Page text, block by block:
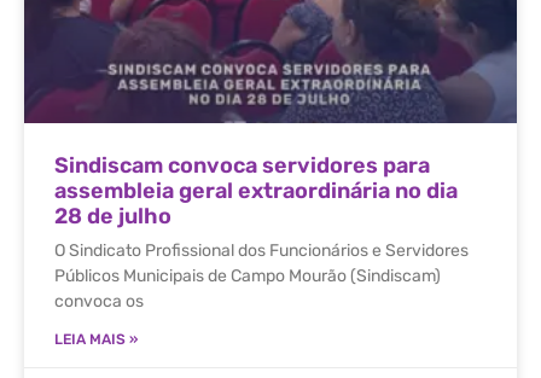
Sindiscam convoca servidores para
assembleia geral extraordinária no dia
28 de julho
O Sindicato Profissional dos Funcionários e Servidores
Públicos Municipais de Campo Mourão (Sindiscam)
convoca os
LEIA MAIS »